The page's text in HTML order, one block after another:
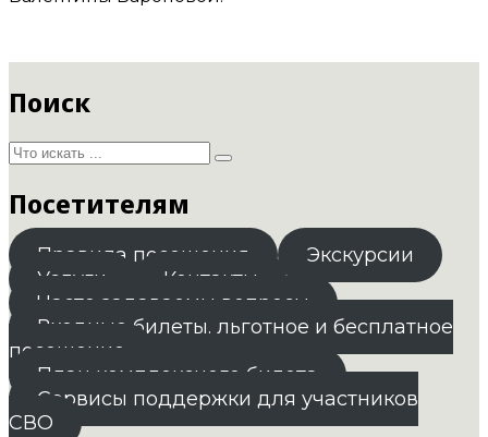
Поиск
Посетителям
Правила посещения
Экскурсии
Услуги
Контакты
Часто задаваемы вопросы
Входные билеты. льготное и бесплатное
посещение
План комплексного билета
Сервисы поддержки для участников
СВО